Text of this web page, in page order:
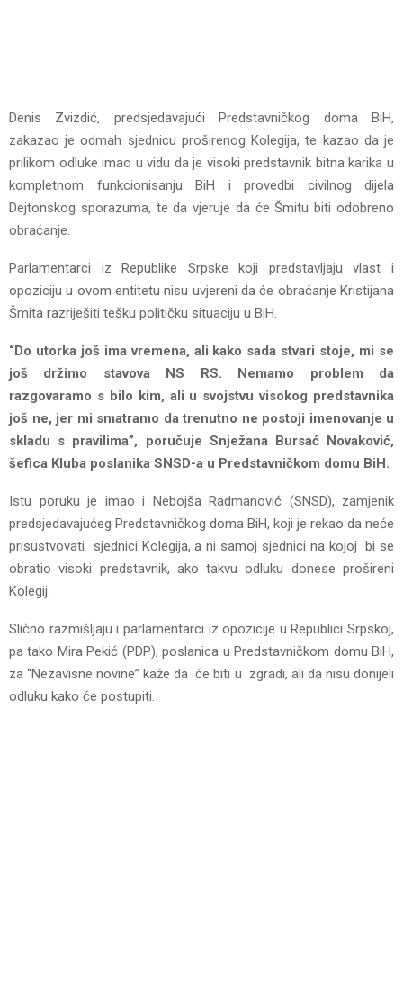
Denis Zvizdić, predsjedavajući Predstavničkog doma BiH,
zakazao je odmah sjednicu proširenog Kolegija, te kazao da je
prilikom odluke imao u vidu da je visoki predstavnik bitna karika u
kompletnom funkcionisanju BiH i provedbi civilnog dijela
Dejtonskog sporazuma, te da vjeruje da će Šmitu biti odobreno
obraćanje.
Parlamentarci iz Republike Srpske koji predstavljaju vlast i
opoziciju u ovom entitetu nisu uvjereni da će obraćanje Kristijana
Šmita razriješiti tešku političku situaciju u BiH.
“Do utorka još ima vremena, ali kako sada stvari stoje, mi se
još držimo stavova NS RS. Nemamo problem da
razgovaramo s bilo kim, ali u svojstvu visokog predstavnika
još ne, jer mi smatramo da trenutno ne postoji imenovanje u
skladu s pravilima”, poručuje Snježana Bursać Novaković,
šefica Kluba poslanika SNSD-a u Predstavničkom domu BiH.
Istu poruku je imao i Nebojša Radmanović (SNSD), zamjenik
predsjedavajućeg Predstavničkog doma BiH, koji je rekao da neće
prisustvovati sjednici Kolegija, a ni samoj sjednici na kojoj bi se
obratio visoki predstavnik, ako takvu odluku donese prošireni
Kolegij.
Slično razmišljaju i parlamentarci iz opozicije u Republici Srpskoj,
pa tako Mira Pekić (PDP), poslanica u Predstavničkom domu BiH,
za “Nezavisne novine” kaže da će biti u zgradi, ali da nisu donijeli
odluku kako će postupiti.